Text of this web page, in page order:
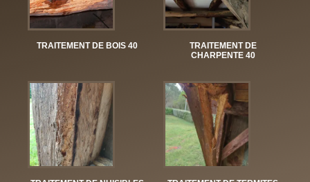
TRAITEMENT DE BOIS 40
TRAITEMENT DE
CHARPENTE 40